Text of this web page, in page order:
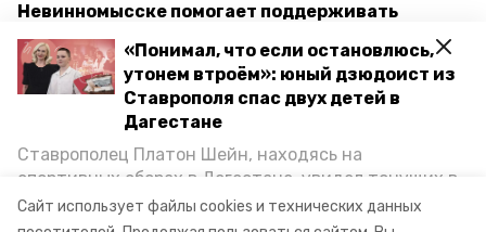
Сайт использует файлы cookies и технических данных
«Понимал, что если остановлюсь,
утонем втроём»: юный дзюдоист из
Ставрополя спас двух детей в
Дагестане
Ставрополец Платон Шейн, находясь на
спортивных сборах в Дегестане, увидел тонущих в
Каспийском море детей и бросился на помощь. По
возвращении домой, отважного мальчика
Невинномысске помогает поддерживать
экономику края
Губернатор Владимиров: сев яровых завершили
на Ставрополье быстрее, чем в прошлом году
тосэр ставропольский край
невинномысск